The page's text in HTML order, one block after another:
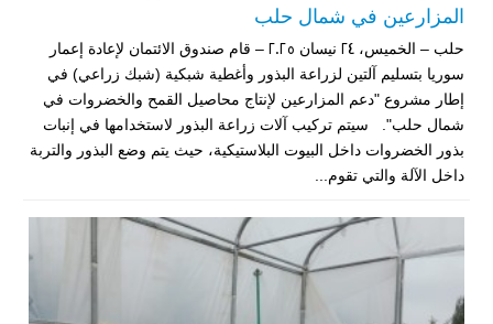
المزارعين في شمال حلب
حلب – الخميس، 24 نيسان 2025 – قام صندوق الائتمان لإعادة إعمار
سوريا بتسليم آلتين لزراعة البذور وأغطية شبكية (شبك زراعي) في
إطار مشروع "دعم المزارعين لإنتاج محاصيل القمح والخضروات في
شمال حلب". سيتم تركيب آلات زراعة البذور لاستخدامها في إنبات
بذور الخضروات داخل البيوت البلاستيكية، حيث يتم وضع البذور والتربة
داخل الآلة والتي تقوم...